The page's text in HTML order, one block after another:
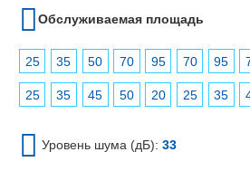
Обслуживаемая площадь
25 35 50 70 95 70 95
25 35 45 50 20 25 35
Уровень шума (дБ): 33